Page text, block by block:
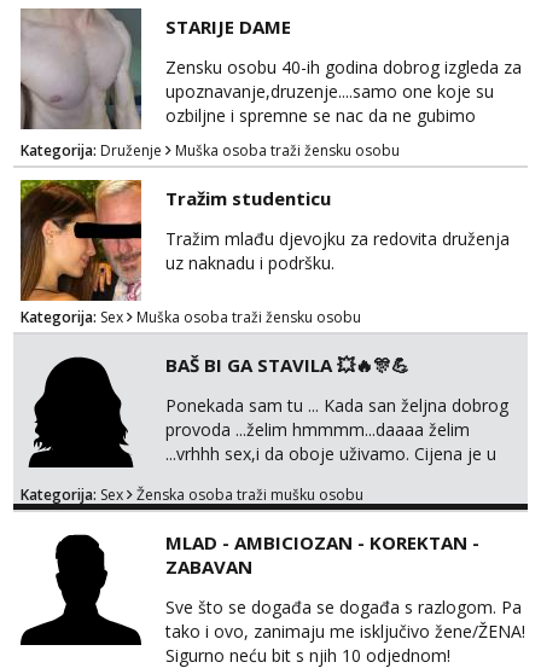
TELEGRAM: @MagdalenaMagy 👈
(ODGOVARAM JAKO BRZO TU I TU PISITE
AKO STE ZA ZABAVU)🔥 Moguće
verifkovanje prije zabave✅ JAVI MI SE I
ISPUNI SVOJE NAJVECE FANTAZIJE😈 CEKA...
STARIJE DAME
Zensku osobu 40-ih godina dobrog izgleda za
upoznavanje,druzenje....samo one koje su
ozbiljne i spremne se nac da ne gubimo
vrijeme!
Kategorija: Druženje Muška osoba traži žensku osobu
Tražim studenticu
Tražim mlađu djevojku za redovita druženja
uz naknadu i podršku.
Kategorija: Sex Muška osoba traži žensku osobu
BAŠ BI GA STAVILA 💥🔥🎊💪
Ponekada sam tu ... Kada san željna dobrog
provoda ...želim hmmmm...daaaa želim
...vrhhh sex,i da oboje uživamo. Cijena je u
Procjeni jesi li ti taj .?! Ja bi jednog ali
guza ... Javi se 🔥Samo na mail.
Kategorija: Sex Ženska osoba traži mušku osobu
MLAD - AMBICIOZAN - KOREKTAN -
ZABAVAN
Sve što se događa se događa s razlogom. Pa
tako i ovo, zanimaju me isključivo žene/ŽENA!
Sigurno neću bit s njih 10 odjednom!